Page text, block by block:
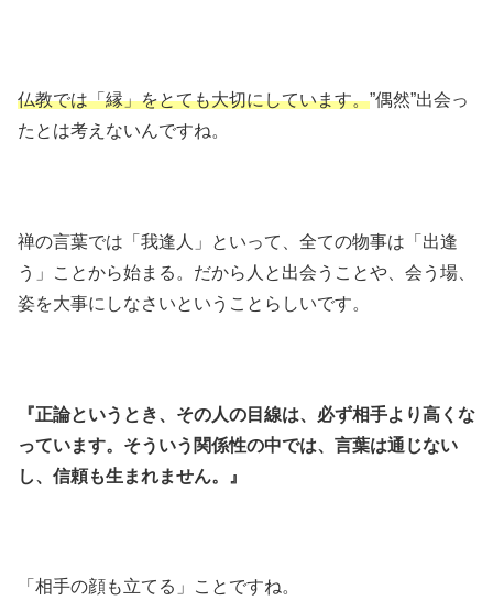
仏教では「縁」をとても大切にしています。”偶然”出会っ
たとは考えないんですね。
禅の言葉では「我逢人」といって、全ての物事は「出逢
う」ことから始まる。だから人と出会うことや、会う場、
姿を大事にしなさいということらしいです。
『正論というとき、その人の目線は、必ず相手より高くな
っています。そういう関係性の中では、言葉は通じない
し、信頼も生まれません。』
「相手の顔も立てる」ことですね。